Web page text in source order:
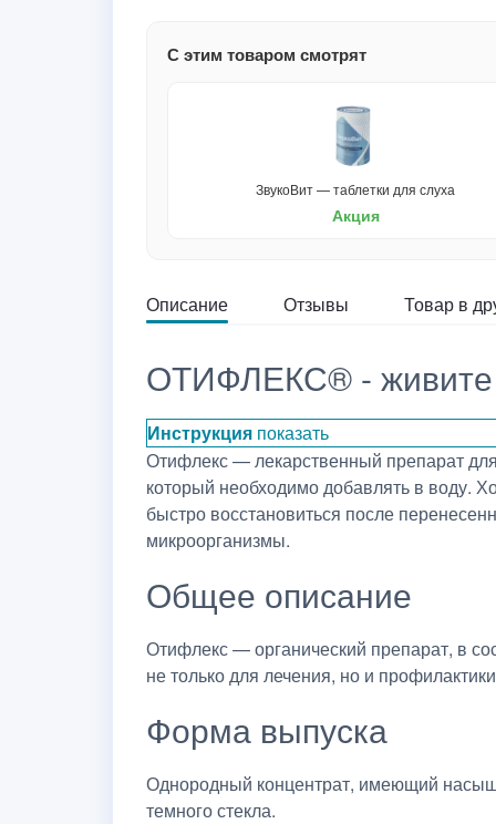
С этим товаром смотрят
ЗвукоВит — таблетки для слуха
Акция
Описание Отзывы Товар в
ОТИФЛЕКС® - живите
Инструкция показать
Отифлекс — лекарственный препарат
который необходимо добавлять в воду.
быстро восстановиться после
микроорганизмы.
Общее описание
Отифлекс — органический препарат, в
не только для лечения, но и
Форма выпуска
Однородный концентрат, имеющий
темного стекла.